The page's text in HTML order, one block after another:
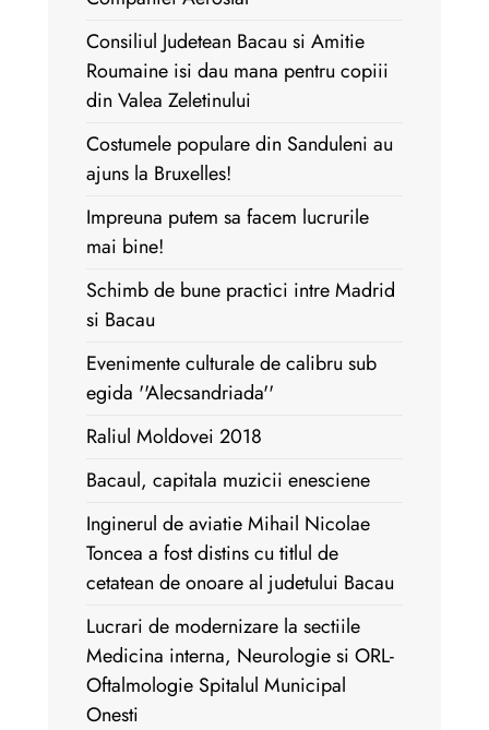
Consiliul Judetean Bacau si Amitie
Roumaine isi dau mana pentru copiii
din Valea Zeletinului
Costumele populare din Sanduleni au
ajuns la Bruxelles!
Impreuna putem sa facem lucrurile
mai bine!
Schimb de bune practici intre Madrid
si Bacau
Evenimente culturale de calibru sub
egida ''Alecsandriada''
Raliul Moldovei 2018
Bacaul, capitala muzicii enesciene
Inginerul de aviatie Mihail Nicolae
Toncea a fost distins cu titlul de
cetatean de onoare al judetului Bacau
Lucrari de modernizare la sectiile
Medicina interna, Neurologie si ORL-
Oftalmologie Spitalul Municipal
Onesti